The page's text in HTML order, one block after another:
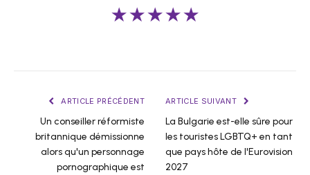
★★★★★
ARTICLE PRÉCÉDENT
Un conseiller réformiste
britannique démissionne
alors qu'un personnage
pornographique est
ARTICLE SUIVANT
La Bulgarie est-elle sûre pour
les touristes LGBTQ+ en tant
que pays hôte de l'Eurovision
2027